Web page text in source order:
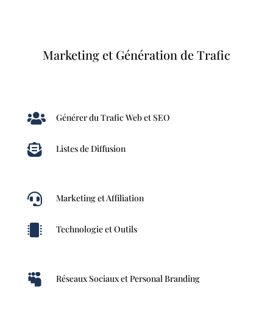
Marketing et Génération de Trafic
 Générer du Trafic Web et SEO
 Listes de Diffusion
 Marketing et Affiliation
 Technologie et Outils
 Réseaux Sociaux et Personal Branding